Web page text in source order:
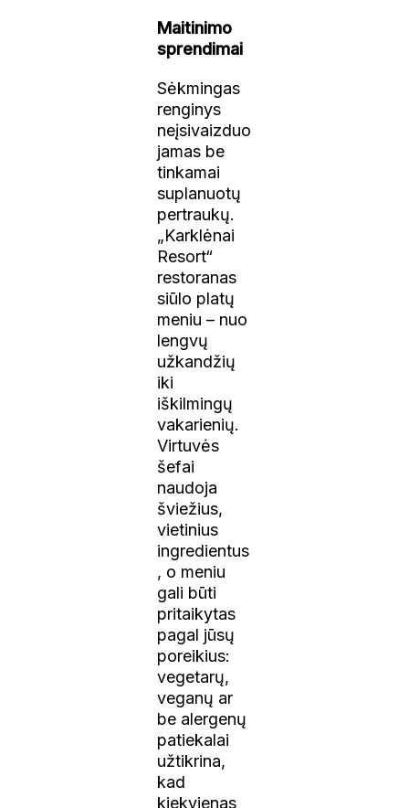
Maitinimo
sprendimai
Sėkmingas
renginys
neįsivaizduo
jamas be
tinkamai
suplanuotų
pertraukų.
„Karklėnai
Resort“
restoranas
siūlo platų
meniu – nuo
lengvų
užkandžių
iki
iškilmingų
vakarienių.
Virtuvės
šefai
naudoja
šviežius,
vietinius
ingredientus
, o meniu
gali būti
pritaikytas
pagal jūsų
poreikius:
vegetarų,
veganų ar
be alergenų
patiekalai
užtikrina,
kad
kiekvienas